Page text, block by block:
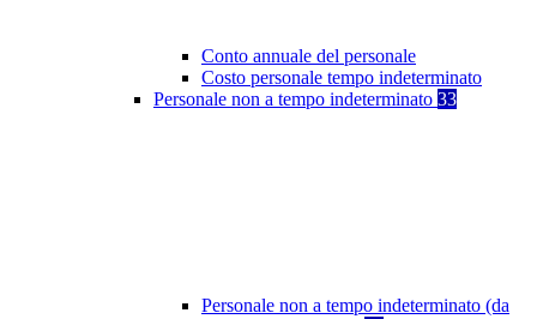
Conto annuale del personale
Costo personale tempo indeterminato
Personale non a tempo indeterminato 33
Personale non a tempo indeterminato (da